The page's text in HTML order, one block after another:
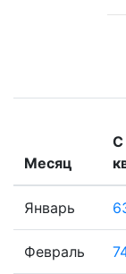
Месяц
С
Январь
Февраль